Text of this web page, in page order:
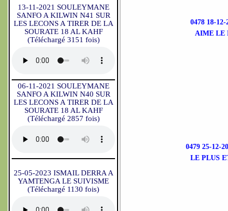
13-11-2021 SOULEYMANE
SANFO A KILWIN N41 SUR
LES LECONS A TIRER DE LA
SOURATE 18 AL KAHF
(Téléchargé 3151 fois)
06-11-2021 SOULEYMANE
SANFO A KILWIN N40 SUR
LES LECONS A TIRER DE LA
SOURATE 18 AL KAHF
(Téléchargé 2857 fois)
25-05-2023 ISMAIL DERRA A
YAMTENGA LE SUIVISME
(Téléchargé 1130 fois)
0478 18-
AIME LE
0479 25-12-
LE PLUS